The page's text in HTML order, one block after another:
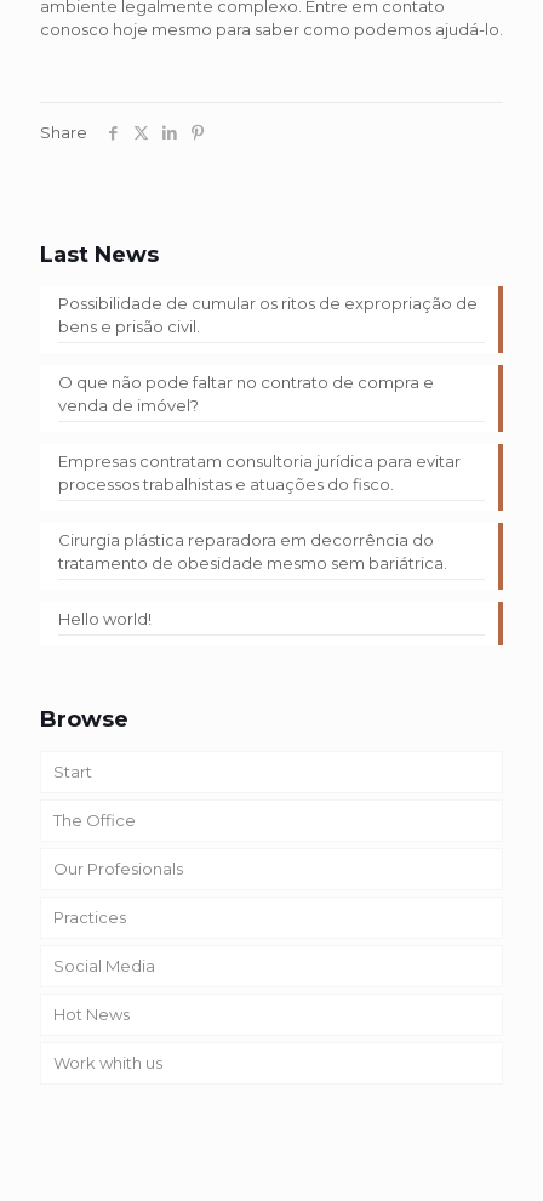
ambiente legalmente complexo. Entre em contato
conosco hoje mesmo para saber como podemos ajudá-lo.
Share
Last News
Possibilidade de cumular os ritos de expropriação de
bens e prisão civil.
O que não pode faltar no contrato de compra e
venda de imóvel?
Empresas contratam consultoria jurídica para evitar
processos trabalhistas e atuações do fisco.
Cirurgia plástica reparadora em decorrência do
tratamento de obesidade mesmo sem bariátrica.
Hello world!
Browse
Start
The Office
Our Profesionals
Practices
Social Media
Hot News
Work whith us